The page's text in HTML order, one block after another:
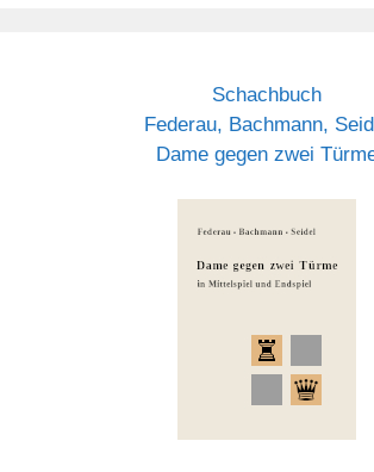
Schachbuch
Federau, Bachmann,
Dame gegen zwei